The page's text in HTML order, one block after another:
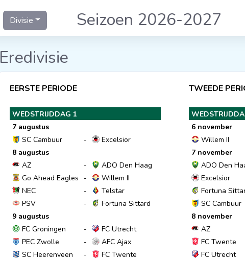
Divisie
Seizoen 2026-2027
Eredivisie
EERSTE PERIODE
WEDSTRIJDDAG 1
7 augustus
SC Cambuur
-
Excelsior
8 augustus
AZ
-
ADO Den Haag
Go Ahead Eagles
-
Willem II
NEC
-
Telstar
PSV
-
Fortuna Sittard
9 augustus
FC Groningen
-
FC Utrecht
PEC Zwolle
-
AFC Ajax
SC Heerenveen
-
FC Twente
TWEEDE
6 november
Willem II
7 november
ADO Den
Excelsior
Fortuna
SC Cambuur
8 november
AZ
FC Twente
FC Utrecht